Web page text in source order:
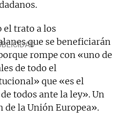
el trato a los
que se beneficiarán
rompe con «uno de
de todo el
que «es el
todos ante la ley». Un
de la Unión Europea».